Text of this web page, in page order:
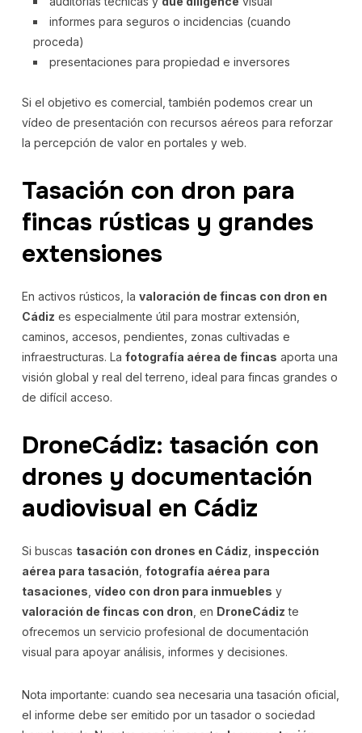
informes para seguros o incidencias (cuando
proceda)
presentaciones para propiedad e inversores
Si el objetivo es comercial, también podemos crear un
vídeo de presentación con recursos aéreos para reforzar
la percepción de valor en portales y web.
Tasación con dron para
fincas rústicas y grandes
extensiones
En activos rústicos, la valoración de fincas con dron en
Cádiz es especialmente útil para mostrar extensión,
caminos, accesos, pendientes, zonas cultivadas e
infraestructuras. La fotografía aérea de fincas aporta una
visión global y real del terreno, ideal para fincas grandes o
de difícil acceso.
DroneCádiz: tasación con
drones y documentación
audiovisual en Cádiz
Si buscas tasación con drones en Cádiz inspección
aérea para tasación fotografía aérea para
tasaciones vídeo con dron para inmuebles y
valoración de fincas con dron , en DroneCádiz te
ofrecemos un servicio profesional de documentación
visual para apoyar análisis, informes y decisiones.
Nota importante: cuando sea necesaria una tasación oficial,
el informe debe ser emitido por un tasador o sociedad